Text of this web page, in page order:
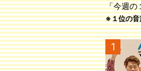
「今週の
※１位の音
1